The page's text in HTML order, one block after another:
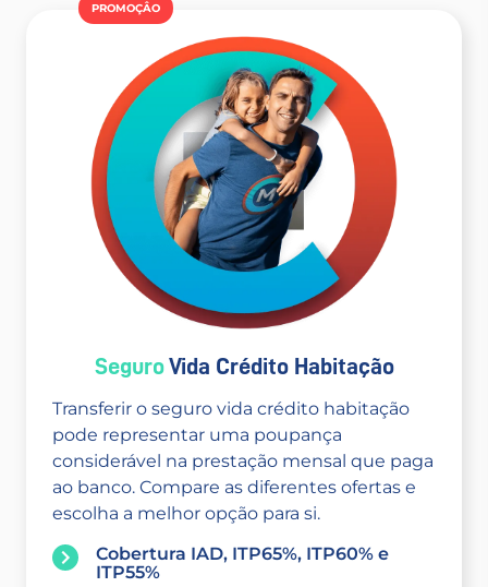
PROMOÇÂO
SeguroVida Crédito Habitação
Transferir o seguro vida crédito habitação
pode representar uma poupança
considerável na prestação mensal que paga
ao banco. Compare as diferentes ofertas e
escolha a melhor opção para si.
Cobertura IAD, ITP65%, ITP60% e
ITP55%